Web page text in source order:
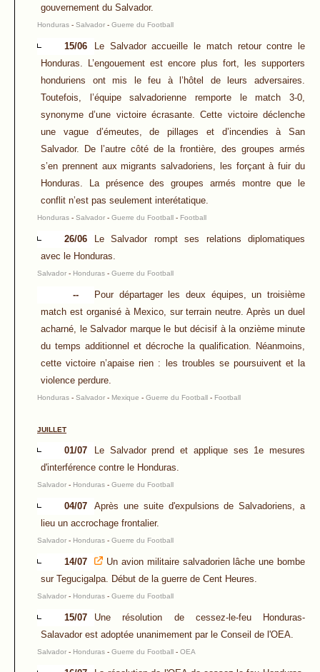
gouvernement du Salvador.
Honduras - Salvador - Guerre du Football
15/06
Le Salvador accueille le match retour contre le
Honduras. L’engouement est encore plus fort, les supporters
honduriens ont mis le feu à l’hôtel de leurs adversaires.
Toutefois, l’équipe salvadorienne remporte le match 3-0,
synonyme d’une victoire écrasante. Cette victoire déclenche
une vague d’émeutes, de pillages et d’incendies à San
Salvador. De l’autre côté de la frontière, des groupes armés
s’en prennent aux migrants salvadoriens, les forçant à fuir du
Honduras. La présence des groupes armés montre que le
conflit n’est pas seulement interétatique.
Honduras - Salvador - Guerre du Football - Football
26/06
Le Salvador rompt ses relations diplomatiques
avec le Honduras.
Salvador - Honduras - Guerre du Football
--
Pour départager les deux équipes, un troisième
match est organisé à Mexico, sur terrain neutre. Après un duel
acharné, le Salvador marque le but décisif à la onzième minute
du temps additionnel et décroche la qualification. Néanmoins,
cette victoire n’apaise rien : les troubles se poursuivent et la
violence perdure.
Honduras - Salvador - Mexique - Guerre du Football - Football
JUILLET
01/07
Le Salvador prend et applique ses 1e mesures
d'interférence contre le Honduras.
Salvador - Honduras - Guerre du Football
04/07
Après une suite d'expulsions de Salvadoriens, a
lieu un accrochage frontalier.
Salvador - Honduras - Guerre du Football
14/07
Un avion militaire salvadorien lâche une bombe
sur Tegucigalpa. Début de la guerre de Cent Heures.
Salvador - Honduras - Guerre du Football
15/07
Une résolution de cessez-le-feu Honduras-
Salavador est adoptée unanimement par le Conseil de l'OEA.
Salvador - Honduras - Guerre du Football - OEA